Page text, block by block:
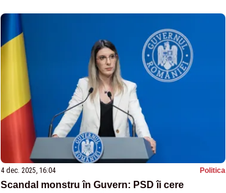
4 dec. 2025, 16:04 Politica
Scandal monstru în Guvern: PSD îi cere